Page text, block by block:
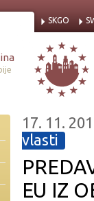
SKGO
17. 11.
vlasti
EU IZ